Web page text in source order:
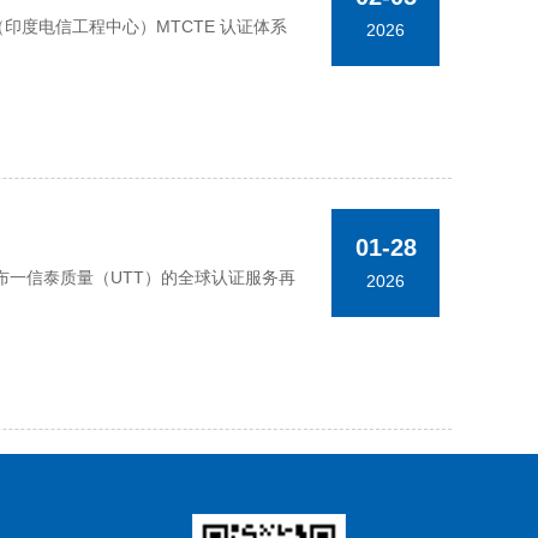
度电信工程中心）MTCTE 认证体系
2026
一信泰质量（UTT）的全球认证服务再
01-28
2026